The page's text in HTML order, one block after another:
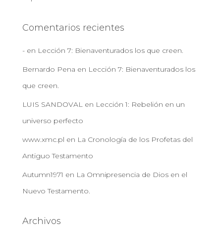
Comentarios recientes
- en Lección 7: Bienaventurados los que creen.
Bernardo Pena en Lección 7: Bienaventurados los
que creen.
LUIS SANDOVAL en Lección 1: Rebelión en un
universo perfecto
www.xmc.pl en La Cronología de los Profetas del
Antiguo Testamento
Autumn1971 en La Omnipresencia de Dios en el
Nuevo Testamento.
Archivos